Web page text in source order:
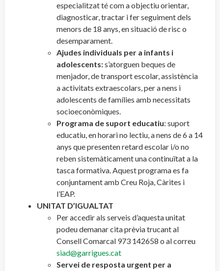
especialitzat té com a objectiu orientar,
diagnosticar, tractar i fer seguiment dels
menors de 18 anys, en situació de risc o
desemparament.
Ajudes individuals per a infants i
adolescents:s’atorguen beques de
menjador, de transport escolar, assistència
a activitats extraescolars, per a nens i
adolescents de famílies amb necessitats
socioeconòmiques.
Programa de suport educatiu: suport
educatiu, en horari no lectiu, a nens de 6 a 14
anys que presenten retard escolar i/o no
reben sistemàticament una continuïtat a la
tasca formativa. Aquest programa es fa
conjuntament amb Creu Roja, Càrites i
l’EAP.
UNITAT D’IGUALTAT
Per accedir als serveis d’aquesta unitat
podeu demanar cita prèvia trucant al
Consell Comarcal 973 142658 o al correu
siad@garrigues.cat
Servei de resposta urgent per a